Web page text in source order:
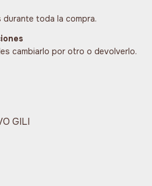
toda la compra.
cambiarlo por otro o devolverlo.
GILI